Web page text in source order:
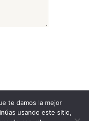
y
te damos la mejor
usando este sitio,